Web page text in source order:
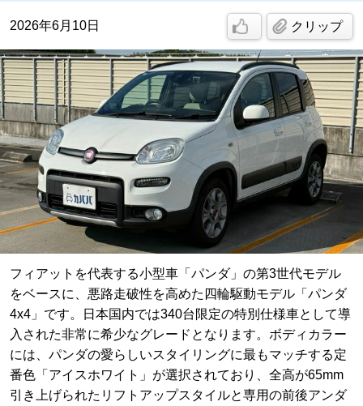
2026年6月10日 クリップ
フィアットを代表する小型車「パンダ」の第3世代モデル
をベースに、悪路走破性を高めた四輪駆動モデル「パンダ
4x4」です。日本国内では340台限定の特別仕様車として導
入された非常に希少なグレードとなります。ボディカラー
には、パンダの愛らしいスタイリングに最もマッチする定
番色「アイスホワイト」が選択されており、全高が65mm
引き上げられたリフトアップスタイルと専用の前後アンダ